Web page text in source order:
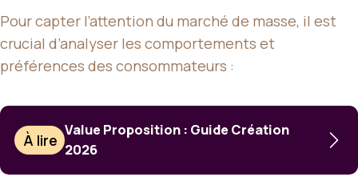
Pour capter l’attention du marché de masse, il est
crucial d’analyser les comportements et
préférences des consommateurs :
À lire
Value Proposition : Guide Création
2026